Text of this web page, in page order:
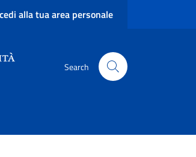
LANGUAGE
alla tua area personale
Search